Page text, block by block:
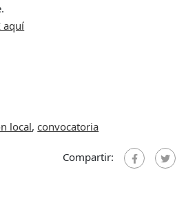
aquí
local,convocatoria
Compartir: